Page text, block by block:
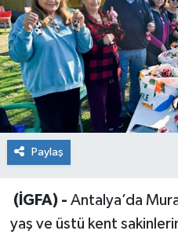
Paylaş
(İGFA) - Antalya’da
yaş ve üstü kent
Spor
Teknoloji
Türkiye